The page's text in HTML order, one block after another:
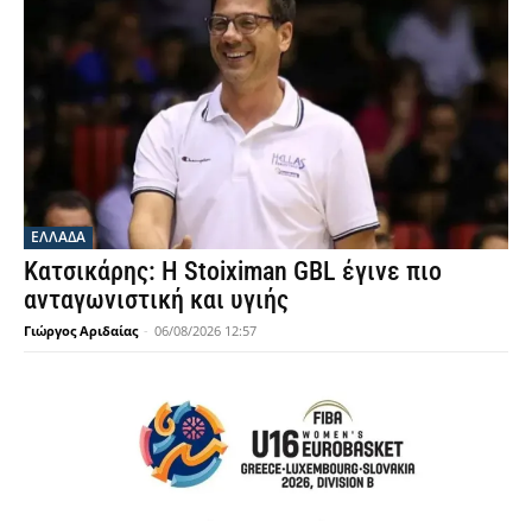
ΕΛΛΑΔΑ
Κατσικάρης: Η Stoiximan GBL έγινε πιο
ανταγωνιστική και υγιής
Γιώργος Αριδαίας - 06/08/2026 12:57